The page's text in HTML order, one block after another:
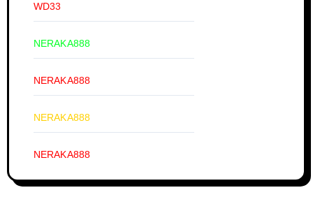
WD33
NERAKA888
NERAKA888
NERAKA888
NERAKA888